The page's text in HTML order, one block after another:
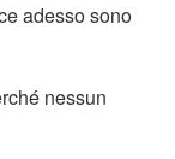
adesso sono
nessun